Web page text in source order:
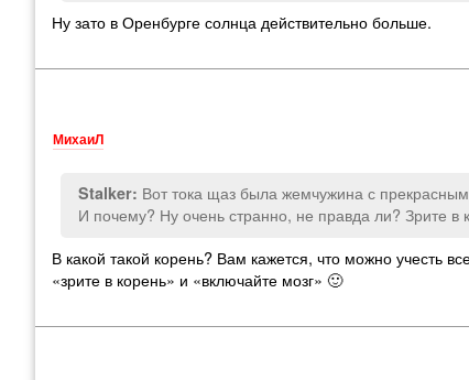
Ну зато в Оренбурге солнца действительно больше.
МихаиЛ
Stalker: Вот тока щаз была жемчужина с
И почему? Ну очень странно, не правда ли? Зрите в
В какой такой корень? Вам кажется, что можно учесть
«зрите в корень» и «включайте мозг» 🙂